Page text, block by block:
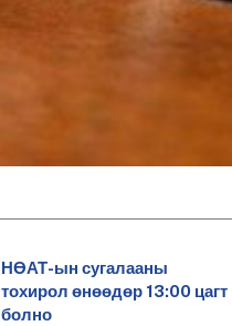
НӨАТ-ын сугалааны
тохирол өнөөдөр 13:00 цагт
болно